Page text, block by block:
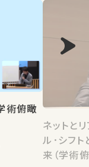
術俯瞰
ネットと
ル･シフト
来（学術